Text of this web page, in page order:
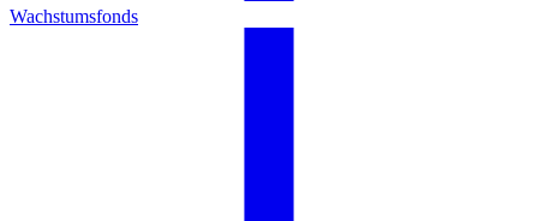
Wachstumsfonds